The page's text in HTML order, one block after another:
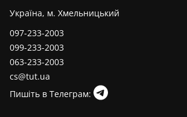
Україна, м. Хмельницький
097-233-2003
099-233-2003
063-233-2003
cs@tut.ua
Пишіть в Телеграм: